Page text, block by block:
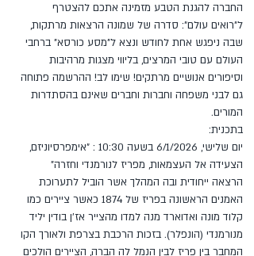
החברה להגנת הטבע מזמינה אתכם להצטרף
ל"רואים עולם": סדרה של שמונה הרצאות מרתקות,
שבה ניפגש אחת לחודש ונצא ל"מסע כורסא" ברחבי
העולם עם טובי המרצים, בליווי מצגות מרהיבות
וסיפורים אנושיים מרתקים! שימו לב! ההרשמה פתוחה
גם לבני משפחה וחברות וחברים שאינם בהסתדרות
המורים.
בתכנית:
יום שלישי, 6/1/2026 בשעה 10:30 : "אימפרסיוניזם,
הצעידה אל העצמאות, מפריז לנורמנדי וחזרה"
הרצאה ייחודית ובה המהלך אשר הוביל לתערוכת
האמנים הראשונה בפריז של 1874 כאשר ציירים כמו
קלוד מונה ואדוארד מנה למדו מהצייר אז'ן בודין יליד
מנורמנדי (הונפלר). בזכות הרכבת בצרפת ולאורך הקו
המחבר בין פריז לבין הנמל לה הברה, הציירים הולכים